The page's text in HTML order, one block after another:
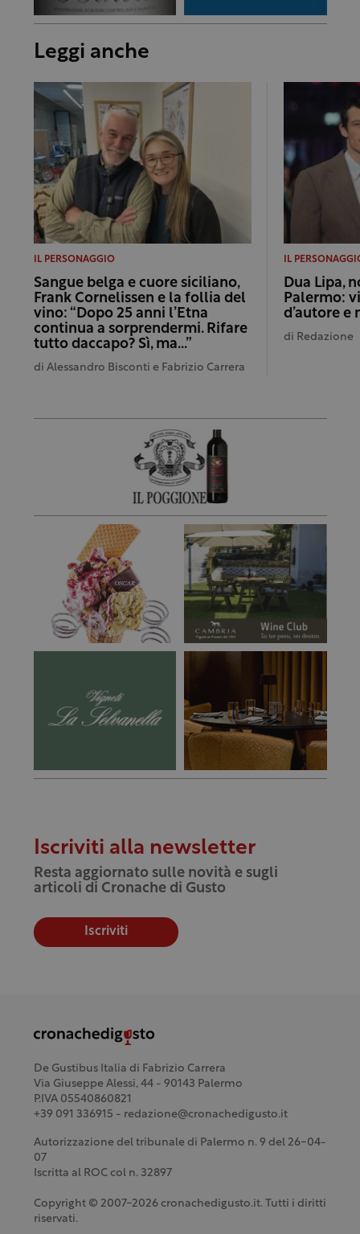
Leggi anche
IL PERSONAGGIO
Sangue belga e cuore siciliano,
Frank Cornelissen e la follia del
vino: “Dopo 25 anni l’Etna
continua a sorprendermi. Rifare
tutto daccapo? Sì, ma…”
di Alessandro Bisconti e Fabrizio Carrera
IL
Dua Lipa,
Palermo:
d’autore e
di Redazione
Iscriviti alla newsletter
Resta aggiornato sulle novità e sugli
articoli di Cronache di Gusto
Iscriviti
De Gustibus Italia di Fabrizio Carrera
Via Giuseppe Alessi, 44 - 90143 Palermo
P.IVA 05540860821
+39 091 336915 - redazione@cronachedigusto.it
Autorizzazione del tribunale di Palermo n. 9 del 26-04-
07
Iscritta al ROC col n. 32897
Copyright © 2007-2026 cronachedigusto.it. Tutti i diritti
riservati.